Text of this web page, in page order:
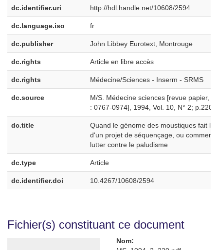
dc.identifier.uri http://hdl.handle.net/10608/2594
dc.language.iso fr
dc.publisher John Libbey Eurotext, Montrouge
dc.rights Article en libre accès
dc.rights Médecine/Sciences - Inserm - SRMS
dc.source
M/S. Médecine sciences [revue papier,
: 0767-0974], 1994, Vol. 10, N° 2; p.220-
dc.title
Quand le génome des moustiques fait
d'un projet de séquençage, ou comment
lutter contre le paludisme
dc.type Article
dc.identifier.doi 10.4267/10608/2594
Fichier(s) constituant ce document
Nom: